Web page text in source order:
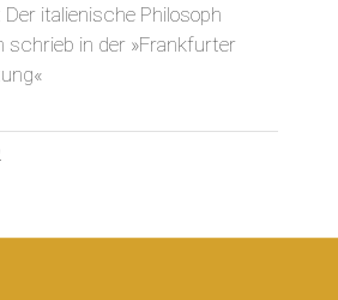
italienische Philosoph
schrieb in der »Frankfurter